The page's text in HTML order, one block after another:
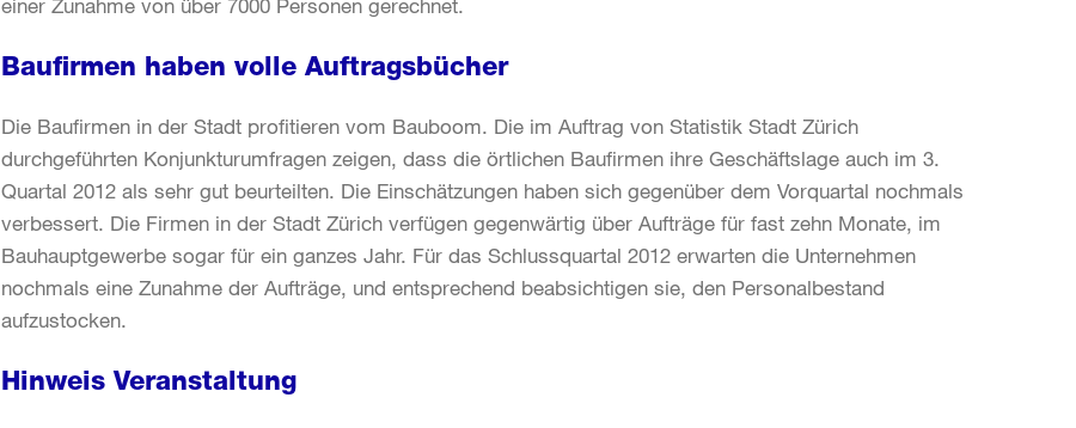
einer Zunahme von über 7000 Personen gerechnet.
Baufirmen haben volle Auftragsbücher
Die Baufirmen in der Stadt profitieren vom Bauboom. Die im Auftrag von Statistik Stadt Zürich
durchgeführten Konjunkturumfragen zeigen, dass die örtlichen Baufirmen ihre Geschäftslage auch im 3.
Quartal 2012 als sehr gut beurteilten. Die Einschätzungen haben sich gegenüber dem Vorquartal nochmals
verbessert. Die Firmen in der Stadt Zürich verfügen gegenwärtig über Aufträge für fast zehn Monate, im
Bauhauptgewerbe sogar für ein ganzes Jahr. Für das Schlussquartal 2012 erwarten die Unternehmen
nochmals eine Zunahme der Aufträge, und entsprechend beabsichtigen sie, den Personalbestand
aufzustocken.
Hinweis Veranstaltung